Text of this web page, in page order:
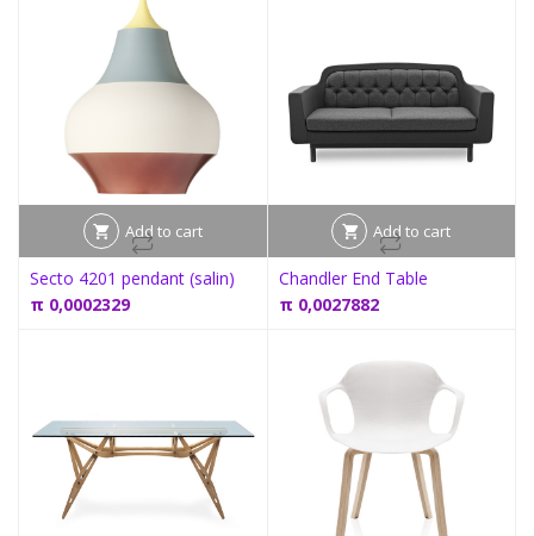
Add to cart
Secto 4201 pendant (salin)
π 0,0002329
Add to cart
Chandler End Table
π 0,0027882